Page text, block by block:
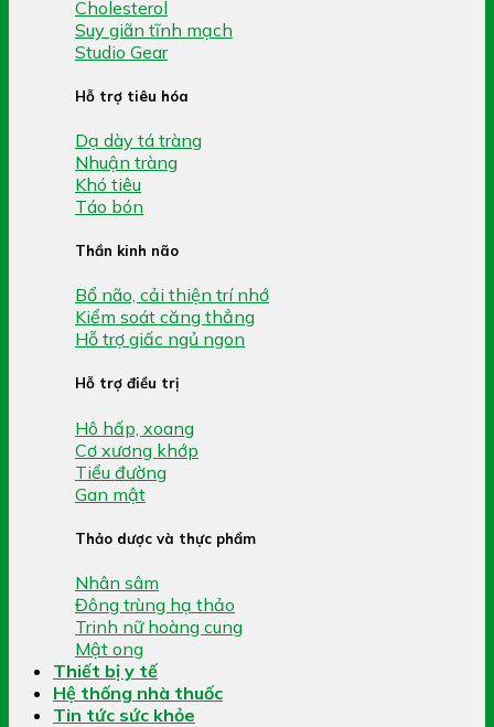
Cholesterol
Suy giãn tĩnh mạch
Studio Gear
Hỗ trợ tiêu hóa
Dạ dày tá tràng
Nhuận tràng
Khó tiêu
Táo bón
Thần kinh não
Bổ não, cải thiện trí nhớ
Kiểm soát căng thẳng
Hỗ trợ giấc ngủ ngon
Hỗ trợ điều trị
Hô hấp, xoang
Cơ xương khớp
Tiểu đường
Gan mật
Thảo dược và thực phẩm
Nhân sâm
Đông trùng hạ thảo
Trinh nữ hoàng cung
Mật ong
Thiết bị y tế
Hệ thống nhà thuốc
Tin tức sức khỏe